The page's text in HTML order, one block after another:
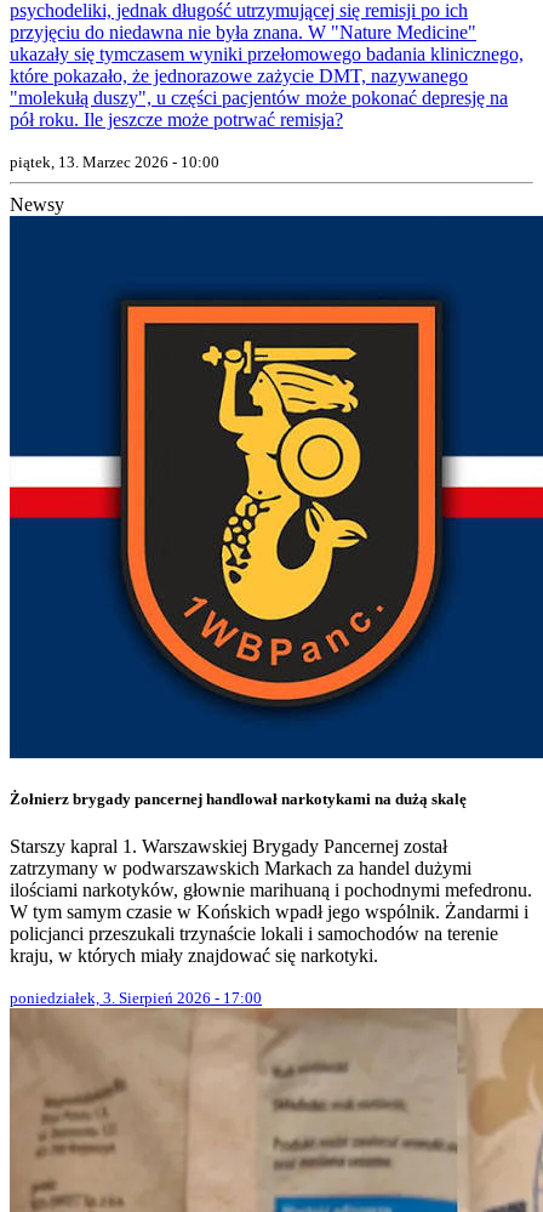
psychodeliki, jednak długość utrzymującej się remisji po ich
przyjęciu do niedawna nie była znana. W "Nature Medicine"
ukazały się tymczasem wyniki przełomowego badania klinicznego,
które pokazało, że jednorazowe zażycie DMT, nazywanego
"molekułą duszy", u części pacjentów może pokonać depresję na
pół roku. Ile jeszcze może potrwać remisja?
piątek, 13. Marzec 2026 - 10:00
Newsy
Żołnierz brygady pancernej handlował narkotykami na dużą skalę
Starszy kapral 1. Warszawskiej Brygady Pancernej został
zatrzymany w podwarszawskich Markach za handel dużymi
ilościami narkotyków, głownie marihuaną i pochodnymi mefedronu.
W tym samym czasie w Końskich wpadł jego wspólnik. Żandarmi i
policjanci przeszukali trzynaście lokali i samochodów na terenie
kraju, w których miały znajdować się narkotyki.
poniedziałek, 3. Sierpień 2026 - 17:00